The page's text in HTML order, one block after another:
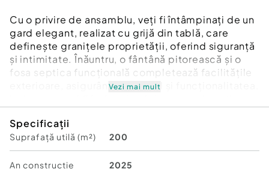
Cu o privire de ansamblu, veți fi întâmpinați de un
gard elegant, realizat cu grijă din tablă, care
definește granițele proprietății, oferind siguranță
și intimitate. Înăuntru, o fântână pitorească și o
fosa septica funcțională completează facilitățile
exterioare, asigurând confortul și funcționalitatea.
aducând o notă modernă și practică în această
oază de liniște. Înăuntru, parterul îmbină armonios
salonul generos cu o bucătărie open space,
creând un spațiu ideal pentru întâlniri sociale și
Vezi mai mult
Specificații
Suprafață utilă (m²) 200
An constructie 2025